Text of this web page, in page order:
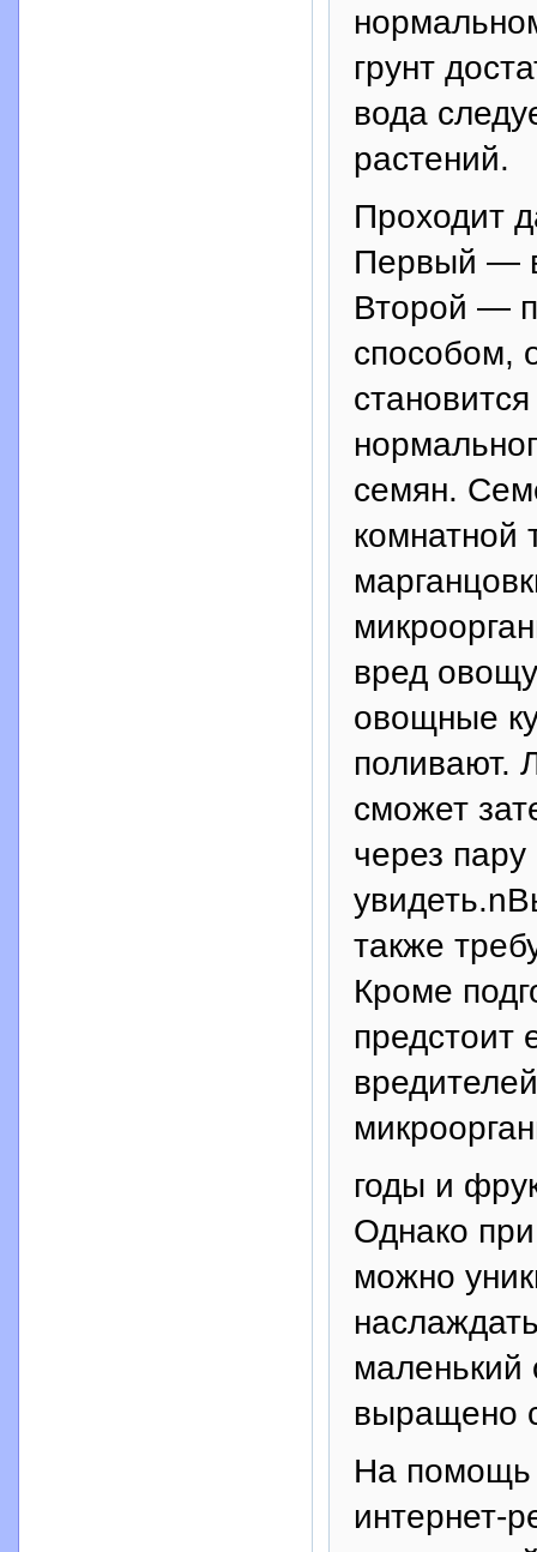
грунт
вода
растений.
Проходит
Первый —
Второй —
способом,
семян.
комнатной
вред
овощные
поливают.
сможет
через
также
Кроме
предстоит
годы и
Однако
можно
маленький
выращено
На помощь
интернет-